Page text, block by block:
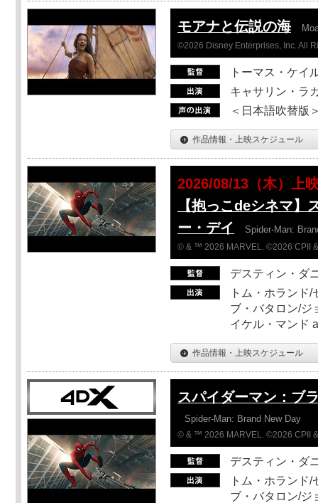
モアナと伝説の海
©2026 Disney Enterprises, Inc. All
トーマス・ケイ
キャサリン・ラ
＜日本語吹替版
作品情報・上映スケジュール
2026/08/13（木）上
【抱っこdeシネマ】
ー・デイ
Spider-Man:
© & ™ 2026 MARVEL. ©2026 CPII
デスティン・ダ
トム・ホランド
ブ・バタロン/ジ
イケル・マンド
作品情報・上映スケジュール
スパイダーマン：ブ
Spider-Man: Brand New Day
© & ™ 2026 MARVEL. ©2026 CPII
デスティン・ダ
トム・ホランド
ブ・バタロン/ジ